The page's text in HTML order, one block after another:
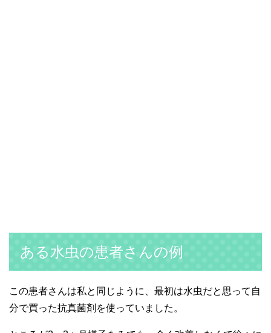
ある水虫の患者さんの例
この患者さんは私と同じように、最初は水虫だと思って自
分で買った抗真菌剤を使っていました。